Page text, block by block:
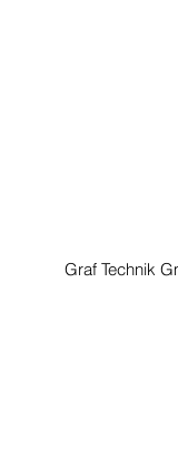
Graf Technik